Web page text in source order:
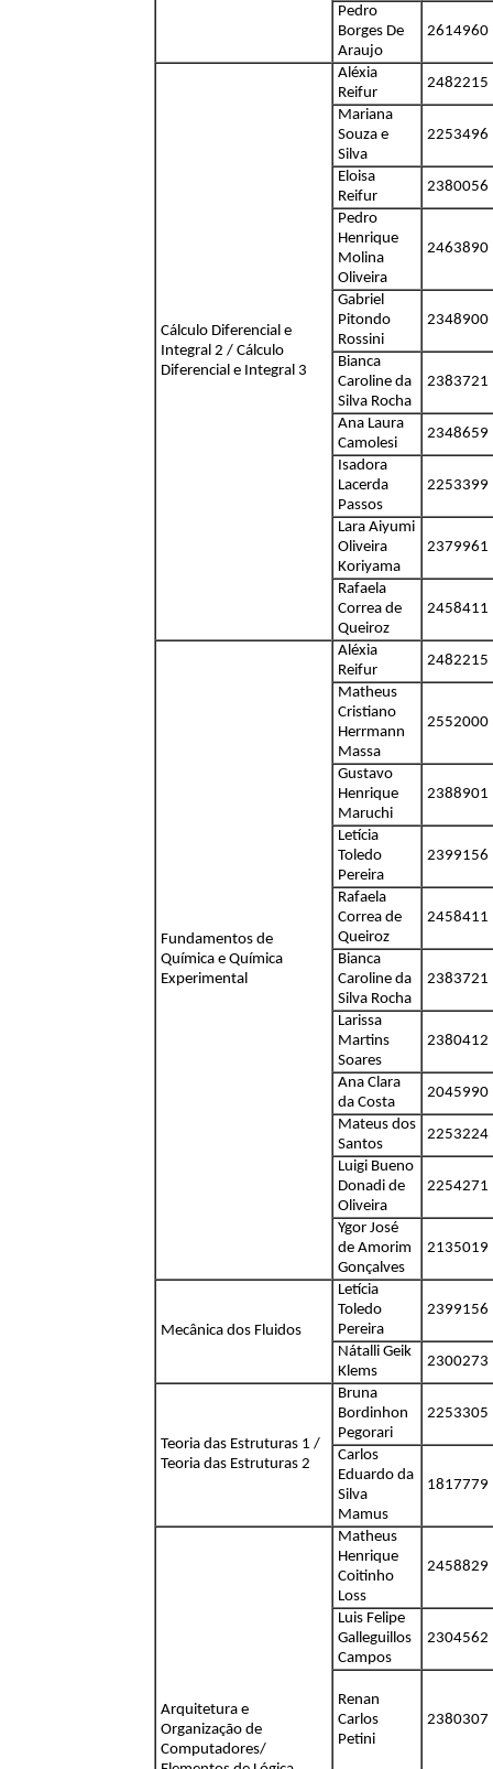
Pedro
Borges De
Araujo
2614960
Cálculo Diferencial e
Integral 2 / Cálculo
Diferencial e Integral 3
Aléxia
Reifur
2482215
Mariana
Souza e
Silva
2253496
Eloisa
Reifur
2380056
Pedro
Henrique
Molina
Oliveira
2463890
Gabriel
Pitondo
Rossini
2348900
Bianca
Caroline da
Silva Rocha
2383721
Ana Laura
Camolesi
2348659
Isadora
Lacerda
Passos
2253399
Lara Aiyumi
Oliveira
Koriyama
2379961
Rafaela
Correa de
Queiroz
2458411
Fundamentos de
Química e Química
Experimental
Aléxia
Reifur
2482215
Matheus
Cristiano
Herrmann
Massa
2552000
Gustavo
Henrique
Maruchi
2388901
Letícia
Toledo
Pereira
2399156
Rafaela
Correa de
Queiroz
2458411
Bianca
Caroline da
Silva Rocha
2383721
Larissa
Martins
Soares
2380412
Ana Clara
da Costa
2045990
Mateus dos
Santos
2253224
Luigi Bueno
Donadi de
Oliveira
2254271
Ygor José
de Amorim
Gonçalves
2135019
Mecânica dos Fluidos
Letícia
Toledo
Pereira
2399156
Nátalli Geik
Klems
2300273
Teoria das Estruturas 1 /
Teoria das Estruturas 2
Bruna
Bordinhon
Pegorari
2253305
Carlos
Eduardo da
Silva
Mamus
1817779
Arquitetura e
Organização de
Computadores/
Matheus
Henrique
Coitinho
Loss
2458829
Luis Felipe
Galleguillos
Campos
2304562
Renan
Carlos
Petini
2380307